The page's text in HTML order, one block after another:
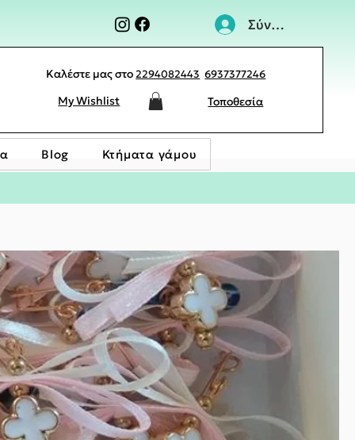
Σύνδεση
Καλέστε μας στο2294082443 6937377246
My Wishlist Τοποθεσία
Blog Κτήματα γάμου